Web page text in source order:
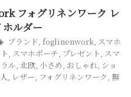
フォグリネンワーク レ
ルダー
ブランド, foglinenwork, スマホ
, スマホポーチ, プレゼント, スマ
ル, 北欧, 小さめ, おしゃれ, ショ
, レザー, フォグリネンワーク, 無